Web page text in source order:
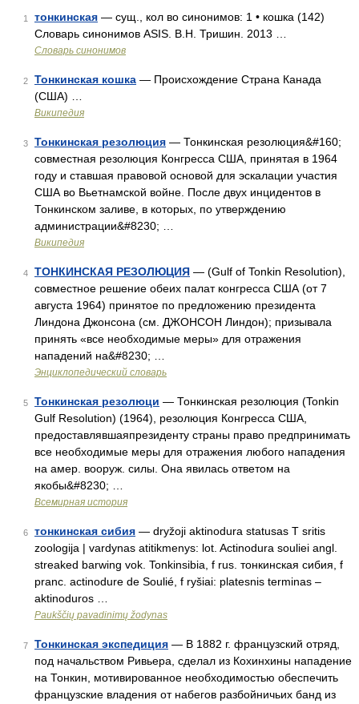
1 тонкинская — сущ., кол во синонимов: 1 • кошка (142)
Словарь синонимов ASIS. В.Н. Тришин. 2013 …
Словарь синонимов
2 Тонкинская кошка — Происхождение Страна Канада
(США) …
Википедия
3 Тонкинская резолюция — Тонкинская резолюция&#160;
совместная резолюция Конгресса США, принятая в 1964
году и ставшая правовой основой для эскалации участия
США во Вьетнамской войне. После двух инцидентов в
Тонкинском заливе, в которых, по утверждению
администрации&#8230; …
Википедия
4 ТОНКИНСКАЯ РЕЗОЛЮЦИЯ — (Gulf of Tonkin Resolution),
совместное решение обеих палат конгресса США (от 7
августа 1964) принятое по предложению президента
Линдона Джонсона (см. ДЖОНСОН Линдон); призывала
принять «все необходимые меры» для отражения
нападений на&#8230; …
Энциклопедический словарь
5 Тонкинская резолюци — Тонкинская резолюция (Tonkin
Gulf Resolution) (1964), резолюция Конгресса США,
предоставлявшаяпрезиденту страны право предпринимать
все необходимые меры для отражения любого нападения
на амер. вооруж. силы. Она явилась ответом на
якобы&#8230; …
Всемирная история
6 тонкинская сибия — dryžoji aktinodura statusas T sritis
zoologija | vardynas atitikmenys: lot. Actinodura souliei angl.
streaked barwing vok. Tonkinsibia, f rus. тонкинская сибия, f
pranc. actinodure de Soulié, f ryšiai: platesnis terminas –
aktinoduros …
Paukščių pavadinimų žodynas
7 Тонкинская экспедиция — В 1882 г. французский отряд,
под начальством Ривьера, сделал из Кохинхины нападение
на Тонкин, мотивированное необходимостью обеспечить
французские владения от набегов разбойничьих банд из